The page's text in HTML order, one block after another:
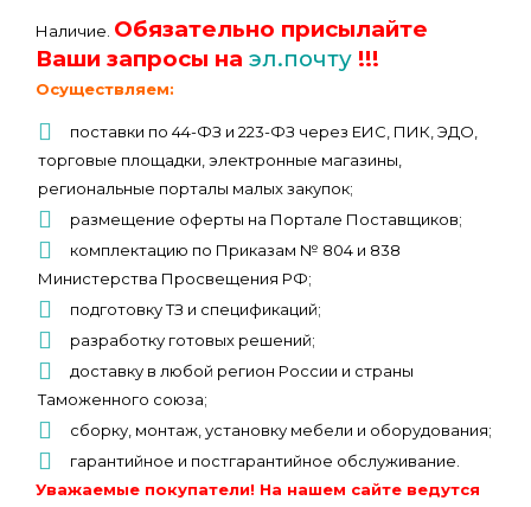
Наличие. Обязательно присылайте
Ваши запросы на эл.почту !!!
Осуществляем:
поставки по 44-ФЗ и 223-ФЗ через ЕИС, ПИК, ЭДО,
торговые площадки, электронные магазины,
региональные порталы малых закупок;
размещение оферты на Портале Поставщиков;
комплектацию по Приказам № 804 и 838
Министерства Просвещения РФ;
подготовку ТЗ и спецификаций;
разработку готовых решений;
доставку в любой регион России и страны
Таможенного союза;
сборку, монтаж, установку мебели и оборудования;
гарантийное и постгарантийное обслуживание.
Уважаемые покупатели! На нашем сайте ведутся